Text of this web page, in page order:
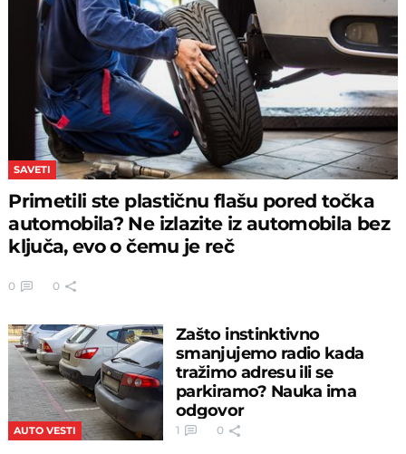
SAVETI
Primetili ste plastičnu flašu pored točka
automobila? Ne izlazite iz automobila bez
ključa, evo o čemu je reč
0 0
AUTO VESTI
Zašto instinktivno
smanjujemo radio kada
tražimo adresu ili se
parkiramo? Nauka ima
odgovor
1 0